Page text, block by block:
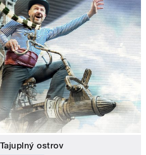
Tajuplný ostrov